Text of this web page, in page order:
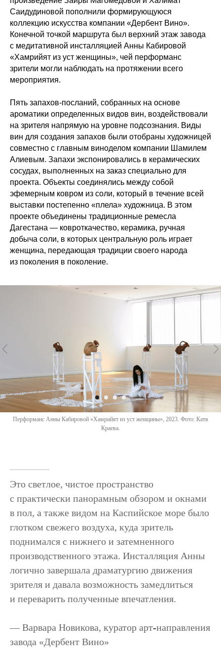
Саидудиновой пополнили формирующуюся
коллекцию искусства компании «Дербент Вино».
Конечной точкой маршрута был верхний этаж завода
с медитативной инсталляцией Анны Кабировой
«Хамрийят из уст женщины», чей перформанс
зрители могли наблюдать на протяжении всего
мероприятия.
Пять запахов-посланий, собранных на основе
ароматики определенных видов вин, воздействовали
на зрителя напрямую на уровне подсознания. Виды
вин для создания запахов были отобраны художницей
совместно с главным виноделом компании Шамилем
Алиевым. Запахи экспонировались в керамических
сосудах, выполненных на заказ специально для
проекта. Объекты соединялись между собой
эфемерным ковром из соли, который в течение всей
выставки постепенно «плела» художница. В этом
проекте объединены традиционные ремесла
Дагестана — ковроткачество, керамика, ручная
добыча соли, в которых центральную роль играет
женщина, передающая традиции своего народа
из поколения в поколение.
Перформанс Анны Кабировой «Хамрийят из уст женщины», 2023. Фото: Катя
Краева.
Это светлое, чистое пространство
с практически панорамным обзором и окнами
в пол, а также видом на Каспийское море было
глотком свежего воздуха, куда зритель
поднимался с нижнего и затемненного
производственного этажа. Инсталляция Анны
логично завершала драматургию движения
зрителя и давала возможность замедлиться
и переварить полученные впечатления.
— Варвара Новикова, куратор арт‑направления
завода «Дербент Вино»